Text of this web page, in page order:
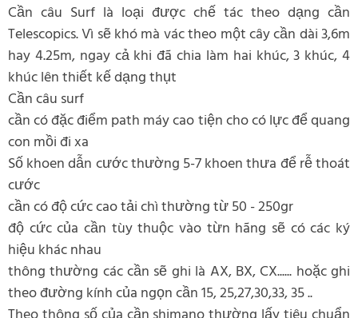
Cần câu Surf là loại được chế tác theo dạng cần
Telescopics. Vì sẽ khó mà vác theo một cây cần dài 3,6m
hay 4.25m, ngay cả khi đã chia làm hai khúc, 3 khúc, 4
khúc lên thiết kế dạng thụt
Cần câu surf
cần có đặc điểm path máy cao tiện cho có lực để quang
con mồi đi xa
Số khoen dẫn cước thường 5-7 khoen thưa để rễ thoát
cước
cần có độ cức cao tải chì thường từ 50 - 250gr
độ cức của cần tùy thuộc vào từn hãng sẽ có các ký
hiệu khác nhau
thông thường các cần sẽ ghi là AX, BX, CX...... hoặc ghi
theo đường kính của ngọn cần 15, 25,27,30,33, 35 ..